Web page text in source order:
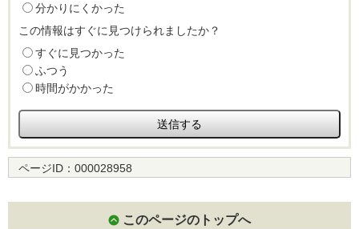
分かりにくかった
この情報はすぐに見つけられましたか？
すぐに見つかった
ふつう
時間がかかった
ページID： 000028958
このページのトップへ